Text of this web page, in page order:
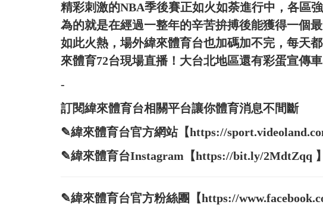
精彩刺激的NBA季後賽正如火如荼進行中，各區
為的就是在經過一整年的辛苦拚搏後能獲得一個
如此火熱，場外緯來體育台也加碼加不完，每天
來體育72台現場直播！大台北地區還有彩蛋宣傳
-
訂閱緯來體育台相關平台讓你體育消息不間斷
✎緯來體育台官方網站【https://
✎緯來體育台Instagram【https://bit.ly/2MdtZqq 】
✎緯來體育台官方粉絲團【https://